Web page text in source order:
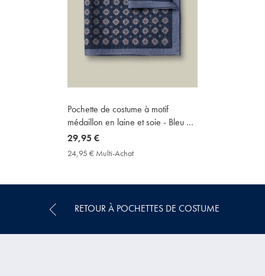
Pochette de costume à motif
médaillon en laine et soie - Bleu de
France
now
29,95
29,95 €
24,95 € Multi-Achat
Achat
RETOUR À POCHETTES DE COSTUME